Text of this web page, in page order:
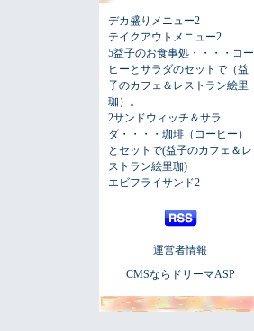
デカ盛りメニュー2
テイクアウトメニュー2
5益子のお食事処・・・・コー
ヒーとサラダのセットで（益
子のカフェ＆レストラン絵里
珈）。
2サンドウィッチ＆サラ
ダ・・・・珈琲（コーヒー）
とセットで(益子のカフェ＆レ
ストラン絵里珈)
エビフライサンド2
運営者情報
CMSならドリーマASP